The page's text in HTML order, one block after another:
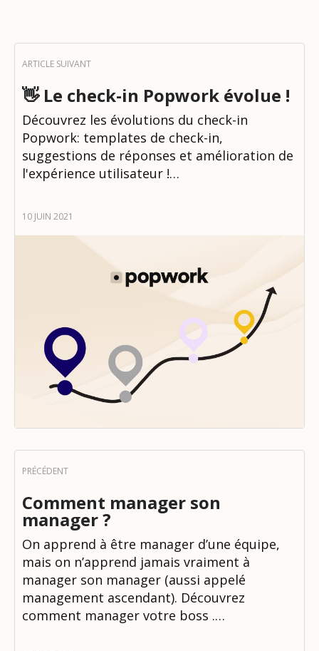
👋 Le check-in Popwork évolue !
Découvrez les évolutions du check-in
Popwork: templates de check-in,
suggestions de réponses et amélioration de
l'expérience utilisateur !…
10 JUIN 2021
Comment manager son
manager ?
On apprend à être manager d’une équipe,
mais on n’apprend jamais vraiment à
manager son manager (aussi appelé
management ascendant). Découvrez
comment manager votre boss .…